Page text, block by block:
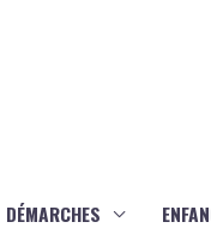
DÉMARCHES